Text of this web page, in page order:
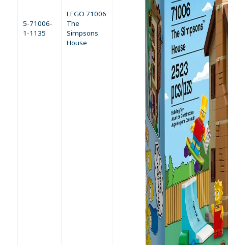
5-71006-
1-1135
LEGO 71006
The
Simpsons
House